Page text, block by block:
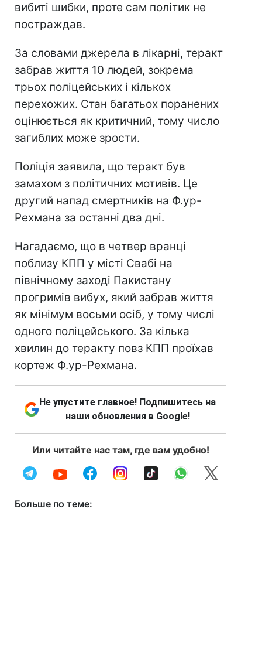
вибиті шибки, проте сам політик не
постраждав.
За словами джерела в лікарні, теракт
забрав життя 10 людей, зокрема
трьох поліцейських і кількох
перехожих. Стан багатьох поранених
оцінюється як критичний, тому число
загиблих може зрости.
Поліція заявила, що теракт був
замахом з політичних мотивів. Це
другий напад смертників на Ф.ур-
Рехмана за останні два дні.
Нагадаємо, що в четвер вранці
поблизу КПП у місті Свабі на
північному заході Пакистану
прогримів вибух, який забрав життя
як мінімум восьми осіб, у тому числі
одного поліцейського. За кілька
хвилин до теракту повз КПП проїхав
кортеж Ф.ур-Рехмана.
Не упустите главное! Подпишитесь на
наши обновления в Google!
Или читайте нас там, где вам удобно!
Больше по теме: